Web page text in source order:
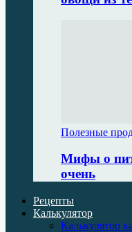
Полезные
Мифы о
очень
Рецепты
Калькулятор
Калькулятор